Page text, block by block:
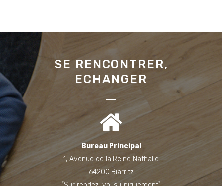
SE RENCONTRER,
ECHANGER
Bureau Principal
1, Avenue de la Reine Nathalie
64200 Biarritz